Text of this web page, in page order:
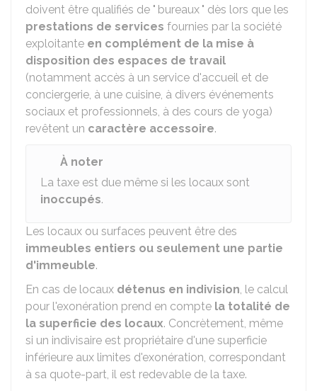
doivent être qualifiés de " bureaux " dès lors que les
prestations de services fournies par la société
exploitante en complément de la mise à
disposition des espaces de travail
(notamment accès à un service d'accueil et de
conciergerie, à une cuisine, à divers événements
sociaux et professionnels, à des cours de yoga)
revêtent un caractère accessoire.
À noter
La taxe est due même si les locaux sont
inoccupés.
Les locaux ou surfaces peuvent être des
immeubles entiers ou seulement une partie
d'immeuble.
En cas de locaux détenus en indivision, le calcul
pour l'exonération prend en compte la totalité de
la superficie des locaux. Concrètement, même
si un indivisaire est propriétaire d'une superficie
inférieure aux limites d'exonération, correspondant
à sa quote-part, il est redevable de la taxe.